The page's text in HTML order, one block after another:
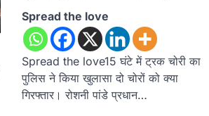
Spread the love
Spread the love15 घंटे में ट्रक चोरी का
पुलिस ने किया खुलासा दो चोरों को क्या
गिरफ्तार। रोशनी पांडे प्रधान…